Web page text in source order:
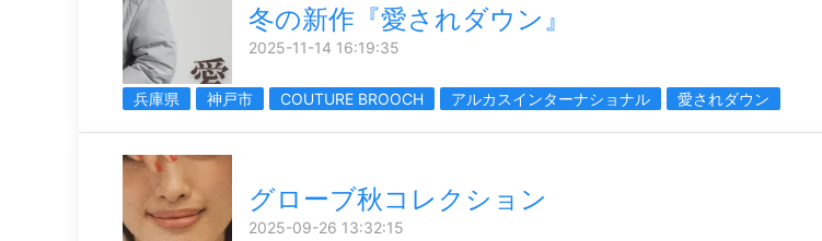
冬の新作『愛されダウン』
2025-11-14 16:19:35
兵庫県 神戸市 COUTURE BROOCH アルカスインターナショナル 愛されダウン
グローブ秋コレクション
2025-09-26 13:32:15